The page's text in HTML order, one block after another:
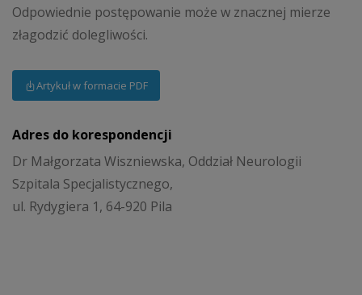
Odpowiednie postępowanie może w znacznej mierze
złagodzić dolegliwości.
Artykuł w formacie PDF
Adres do korespondencji
Dr Małgorzata Wiszniewska, Oddział Neurologii
Szpitala Specjalistycznego,
ul. Rydygiera 1, 64-920 Pila